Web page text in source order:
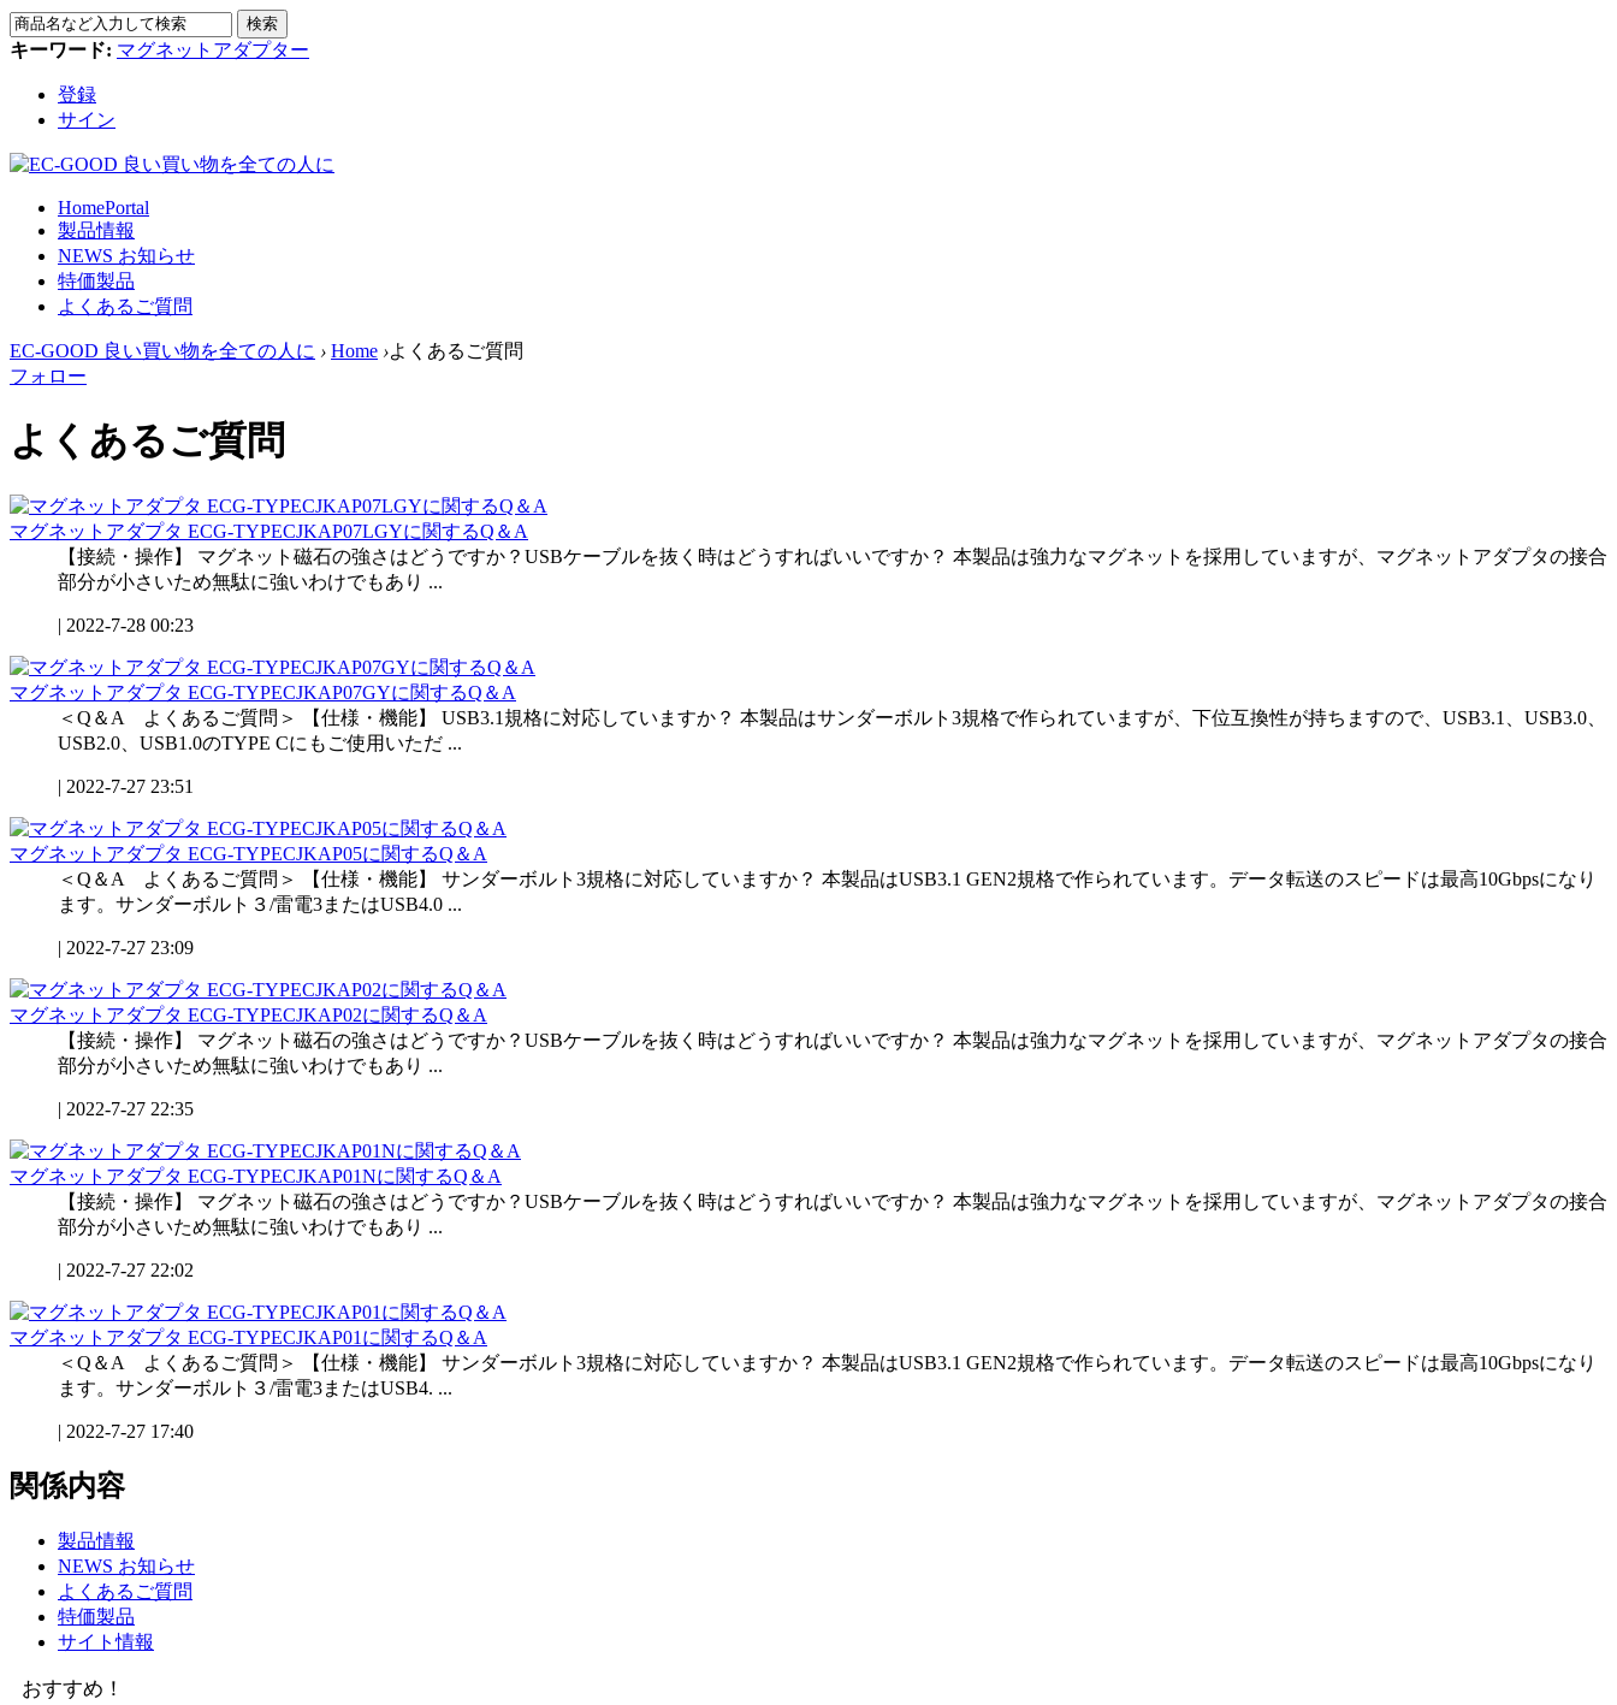
検索
キーワード: マグネットアダプター
登録
サイン
HomePortal
製品情報
NEWS お知らせ
特価製品
よくあるご質問
EC-GOOD 良い買い物を全ての人に › Home ›よくあるご質問
フォロー
よくあるご質問
マグネットアダプタ ECG-TYPECJKAP07LGYに関するQ＆A
【接続・操作】 マグネット磁石の強さはどうですか？USBケーブルを抜く時はどうすればいいですか？ 本製品は強力なマグネットを採用していますが、マグネットアダプタの接合
部分が小さいため無駄に強いわけでもあり ...
| 2022-7-28 00:23
マグネットアダプタ ECG-TYPECJKAP07GYに関するQ＆A
＜Q＆A よくあるご質問＞ 【仕様・機能】 USB3.1規格に対応していますか？ 本製品はサンダーボルト3規格で作られていますが、下位互換性が持ちますので、USB3.1、USB3.0、
USB2.0、USB1.0のTYPE Cにもご使用いただ ...
| 2022-7-27 23:51
マグネットアダプタ ECG-TYPECJKAP05に関するQ＆A
＜Q＆A よくあるご質問＞ 【仕様・機能】 サンダーボルト3規格に対応していますか？ 本製品はUSB3.1 GEN2規格で作られています。データ転送のスピードは最高10Gbpsになり
ます。サンダーボルト３/雷電3またはUSB4.0 ...
| 2022-7-27 23:09
マグネットアダプタ ECG-TYPECJKAP02に関するQ＆A
【接続・操作】 マグネット磁石の強さはどうですか？USBケーブルを抜く時はどうすればいいですか？ 本製品は強力なマグネットを採用していますが、マグネットアダプタの接合
部分が小さいため無駄に強いわけでもあり ...
| 2022-7-27 22:35
マグネットアダプタ ECG-TYPECJKAP01Nに関するQ＆A
【接続・操作】 マグネット磁石の強さはどうですか？USBケーブルを抜く時はどうすればいいですか？ 本製品は強力なマグネットを採用していますが、マグネットアダプタの接合
部分が小さいため無駄に強いわけでもあり ...
| 2022-7-27 22:02
マグネットアダプタ ECG-TYPECJKAP01に関するQ＆A
＜Q＆A よくあるご質問＞ 【仕様・機能】 サンダーボルト3規格に対応していますか？ 本製品はUSB3.1 GEN2規格で作られています。データ転送のスピードは最高10Gbpsになり
ます。サンダーボルト３/雷電3またはUSB4. ...
| 2022-7-27 17:40
関係内容
製品情報
NEWS お知らせ
よくあるご質問
特価製品
サイト情報
おすすめ！